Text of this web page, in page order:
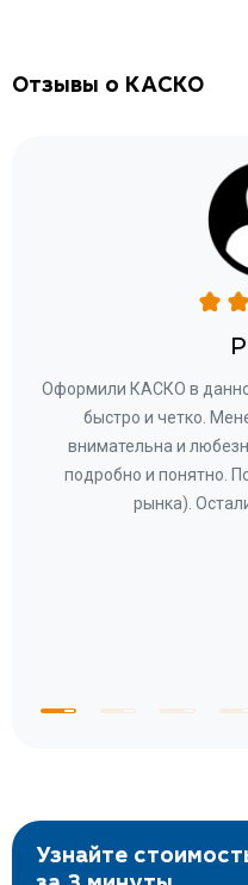
Отзывы о КАСКО
Оформили КАСКО в
быстро и четко.
внимательна и
подробно и понятно.
рынка).
Узнайте